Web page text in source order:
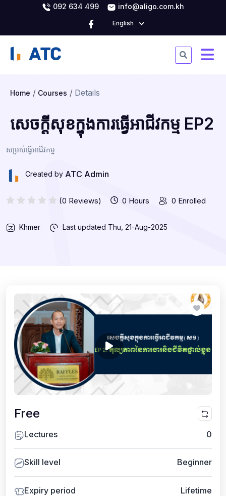
092 634 499 info@aligo.com.kh
English
Home Courses Details
សេចក្ដីសុខក្នុងការធ្វើអាជីវកម្ម EP2
សម្រាប់ធ្វើអាជីវកម្ម
Created by ATC Admin
(0 Reviews) 0 Hours 0 Enrolled
Khmer Last updated Thu, 21-Aug-2025
Free
Lectures 0
Skill level Beginner
Expiry period Lifetime